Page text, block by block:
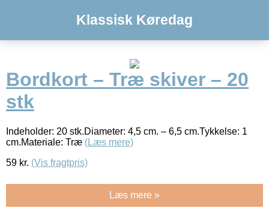
Klassisk Køredag
Bordkort – Træ skiver – 20
stk
Indeholder: 20 stk.Diameter: 4,5 cm. – 6,5 cm.Tykkelse: 1
cm.Materiale: Træ (Læs mere)
59 kr. (Vis fragtpris)
Læs mere »